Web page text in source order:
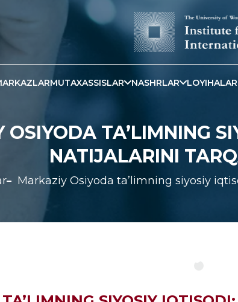
MUTAXASSISLAR NASHRLAR LOYIHALAR
OSIYODA TA’LIMNING
NATIJALARINI
Markaziy Osiyoda ta’limning siyosiy